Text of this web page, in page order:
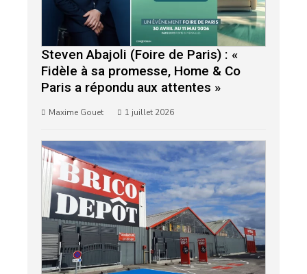
Steven Abajoli (Foire de Paris) : «
Fidèle à sa promesse, Home & Co
Paris a répondu aux attentes »
Maxime Gouet 1 juillet 2026